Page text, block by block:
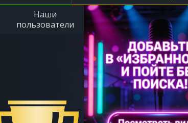
Наши
пользователи